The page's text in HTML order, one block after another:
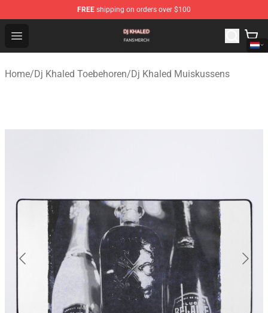
FREE shipping on orders over $100
Open menu
Dj Khaled Shop - Official Dj Khaled Merchandise Store
Home/Dj Khaled Toebehoren/Dj Khaled Muiskussens